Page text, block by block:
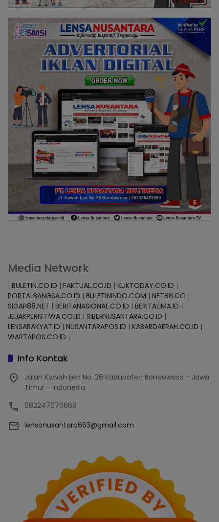
Media Network
| BULETIN.CO.ID | FAKTUAL.CO.ID | KLIKTODAY.CO.ID |
PORTALBANGSA.CO.ID | BULETININDO.COM | NET88.CO |
SIGAP88.NET | BERITANASIONAL.CO.ID | BERITALIMA.ID |
JEJAKPERISTIWA.CO.ID | SIBERNUSANTARA.CO.ID |
LENSARAKYAT.ID | NUSANTARAPOS.ID | KABARDAERAH.CO.ID |
WARTAPOS.CO.ID |
Info Kontak
Jalan Kawah Ijen No. 26 Kabupaten Bondowoso - Jawa
Timur - Indonesia
082247076663
lensanusantara663@gmail.com